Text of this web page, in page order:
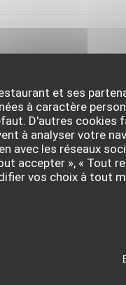
et ses
à caractère
D'autres cookies
à analyser votre
avec les réseaux
accepter », « Tout
vos choix à tout
un excellent
Un grand bravo à
parfois issues de
végétal et herbacé,
saveurs et servie en
plus réconfortant,
avons adoré cette